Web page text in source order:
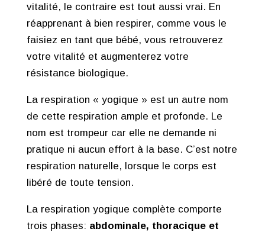
vitalité, le contraire est tout aussi vrai. En
réapprenant à bien respirer, comme vous le
faisiez en tant que bébé, vous retrouverez
votre vitalité et augmenterez votre
résistance biologique.
La respiration « yogique » est un autre nom
de cette respiration ample et profonde. Le
nom est trompeur car elle ne demande ni
pratique ni aucun effort à la base. C’est notre
respiration naturelle, lorsque le corps est
libéré de toute tension.
La respiration yogique complète comporte
trois phases: abdominale, thoracique et